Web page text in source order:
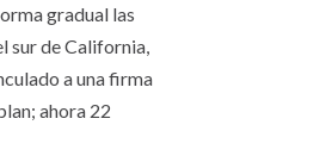
gradual las
sur de California,
a una firma
ahora 22